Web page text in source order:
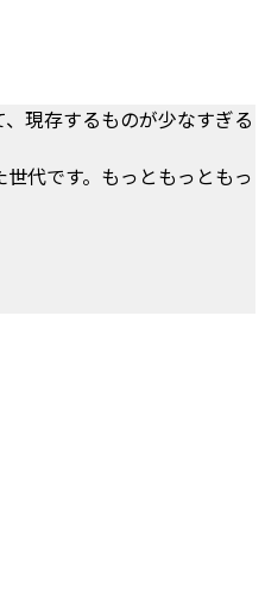
現存するものが少なすぎる
代です。もっともっともっ